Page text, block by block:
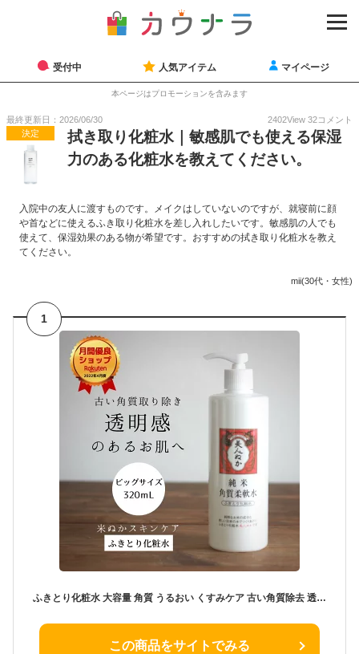
受付中 人気アイテム マイページ
本ページはプロモーションを含みます
最終更新日：2026/06/30 2402View 32コメント
決定
拭き取り化粧水｜敏感肌でも使える保湿
力のある化粧水を教えてください。
入院中の友人に渡すものです。メイクはしていないのですが、就寝前に顔
や首などに使えるふき取り化粧水を差し入れしたいです。敏感肌の人でも
使えて、保湿効果のある物が希望です。おすすめの拭き取り化粧水を教え
てください。
mii(30代・女性)
1
ふきとり化粧水 大容量 角質 うるおい くすみケア 古い角質除去 透明感ブースター 導入 角質ケア 化粧水 保湿 プレ化粧水 全身 ポンプ ふき取り化粧水 拭き取り化粧水 米ぬか ハトムギ 純米 美人ぬか 角質柔軟水 くすみ 角質 30代 40代 50代
この商品をサイトでみる